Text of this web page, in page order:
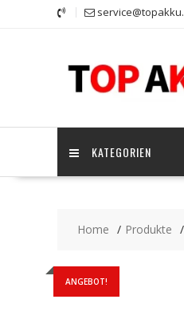
KATEGORIEN
Home Produkte
ANGEBOT!